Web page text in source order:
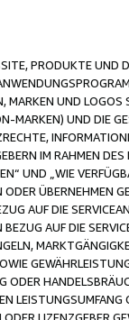
PRODUKTE UND
UND
MARKEN) UND DIE
IM RAHMEN
UND „WIE
ÜBERNEHMEN
AUF DIE
AUF DIE
ODER